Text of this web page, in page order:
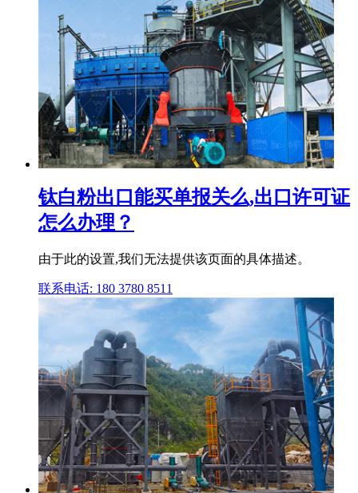
钛白粉出口能买单报关么,出口许可证
怎么办理？
由于此的设置,我们无法提供该页面的具体描述。
联系电话: 180 3780 8511